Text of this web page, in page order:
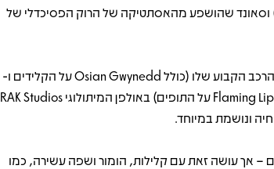
וסאונד שהושפע מהאסתטיקה של הרוק הפסיכדלי של
ריס הקליט את האלבום עם ההרכב הקבוע שלו (כולל Osian Gwynedd על הקלידים ו-
Kliph Scurlock לשעבר מה־Flaming Lips על התופים) באולפן המיתולוגי RAK Studios
ונושמת במיוחד.
– אך עושה זאת עם קלילות, הומור ושפה עשירה, כמו